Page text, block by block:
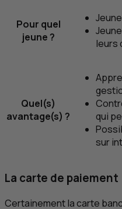
Pour quel
jeune ?
leurs
Quel(s)
avantage(s) ?
qui
sur
La carte de paiement
Certainement la carte